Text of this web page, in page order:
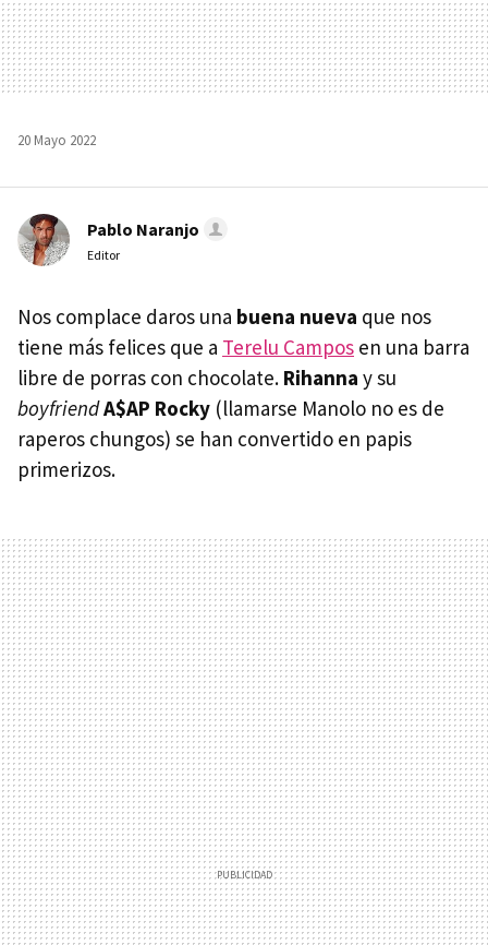
20 Mayo 2022
Pablo Naranjo
Editor
Nos complace daros una buena nueva que nos
tiene más felices que a Terelu Campos en una barra
libre de porras con chocolate. Rihanna y su
boyfriendA$AP Rocky (llamarse Manolo no es de
raperos chungos) se han convertido en papis
primerizos.